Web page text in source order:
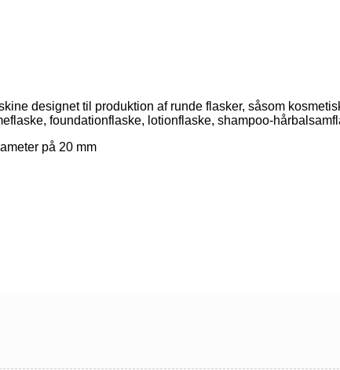
designet til produktion af runde flasker, såsom
foundationflaske, lotionflaske, shampoo-
på 20 mm